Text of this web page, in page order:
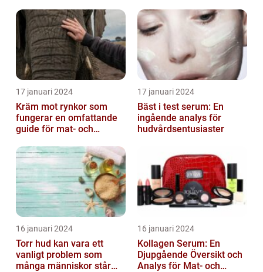
17 januari 2024
Kräm mot rynkor som
fungerar en omfattande
guide för mat- och
17 januari 2024
Bäst i test serum: En
ingående analys för
hudvårdsentusiaster
16 januari 2024
Torr hud kan vara ett
vanligt problem som
många människor står
16 januari 2024
Kollagen Serum: En
Djupgående Översikt och
Analys för Mat- och